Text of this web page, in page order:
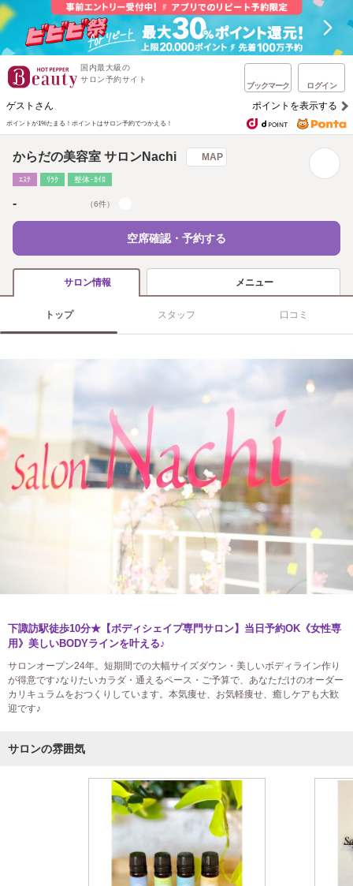
国内最大級の
サロン予約サイト
ブックマーク ログイン
ゲストさん ポイントを表示する
ポイントが1%たまる！ ポイントはサロン予約でつかえる！
からだの美容室 サロンNachi MAP
ｴｽﾃ ﾘﾗｸ 整体･ｶｲﾛ
- （6件）
空席確認・予約する
サロン情報 メニュー
トップ スタッフ 口コミ
下諏訪駅徒歩10分★【ボディシェイプ専門サロン】当日予約OK《女性専
用》美しいBODYラインを叶える♪
サロンオープン24年。短期間での大幅サイズダウン・美しいボディライン作り
が得意です♪なりたいカラダ・通えるペース・ご予算で、あなただけのオーダー
カリキュラムをおつくりしています。本気痩せ、お気軽痩せ、癒しケアも大歓
迎です♪
サロンの雰囲気